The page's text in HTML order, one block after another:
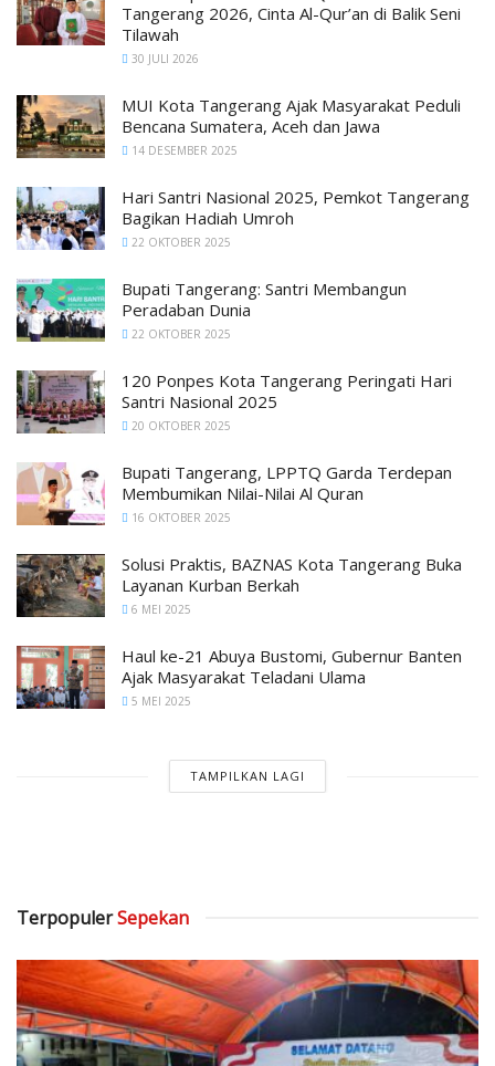
Tangerang 2026, Cinta Al-Qur’an di Balik Seni
Tilawah
30 JULI 2026
MUI Kota Tangerang Ajak Masyarakat Peduli
Bencana Sumatera, Aceh dan Jawa
14 DESEMBER 2025
Hari Santri Nasional 2025, Pemkot Tangerang
Bagikan Hadiah Umroh
22 OKTOBER 2025
Bupati Tangerang: Santri Membangun
Peradaban Dunia
22 OKTOBER 2025
120 Ponpes Kota Tangerang Peringati Hari
Santri Nasional 2025
20 OKTOBER 2025
Bupati Tangerang, LPPTQ Garda Terdepan
Membumikan Nilai-Nilai Al Quran
16 OKTOBER 2025
Solusi Praktis, BAZNAS Kota Tangerang Buka
Layanan Kurban Berkah
6 MEI 2025
Haul ke-21 Abuya Bustomi, Gubernur Banten
Ajak Masyarakat Teladani Ulama
5 MEI 2025
TAMPILKAN LAGI
TerpopulerSepekan